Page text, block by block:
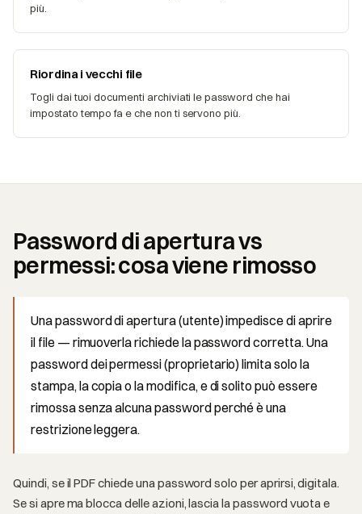
più.
Riordina i vecchi file
Togli dai tuoi documenti archiviati le password che hai
impostato tempo fa e che non ti servono più.
Password di apertura vs
permessi: cosa viene rimosso
Una password di apertura (utente) impedisce di aprire
il file — rimuoverla richiede la password corretta. Una
password dei permessi (proprietario) limita solo la
stampa, la copia o la modifica, e di solito può essere
rimossa senza alcuna password perché è una
restrizione leggera.
Quindi, se il PDF chiede una password solo per aprirsi, digitala.
Se si apre ma blocca delle azioni, lascia la password vuota e